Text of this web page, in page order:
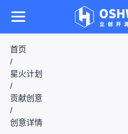
首页
/
星火计划
/
贡献创意
/
创意详情